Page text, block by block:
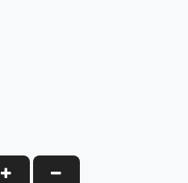
KASVATA MÄÄRÄÄ
VÄHENNÄ MÄÄRÄÄ